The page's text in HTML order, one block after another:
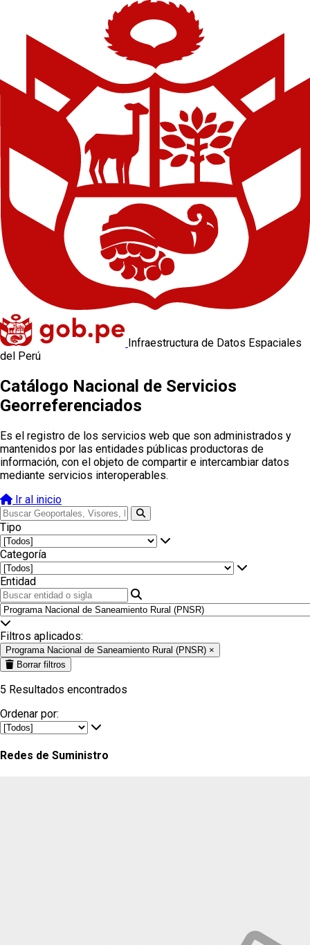
Infraestructura de Datos Espaciales
del Perú
Catálogo Nacional de Servicios
Georreferenciados
Es el registro de los servicios web que son administrados y
mantenidos por las entidades públicas productoras de
información, con el objeto de compartir e intercambiar datos
mediante servicios interoperables.
Ir al inicio
Tipo
Categoría
Entidad
Filtros aplicados:
Programa Nacional de Saneamiento Rural (PNSR) ×
Borrar filtros
5 Resultados encontrados
Ordenar por:
Redes de Suministro